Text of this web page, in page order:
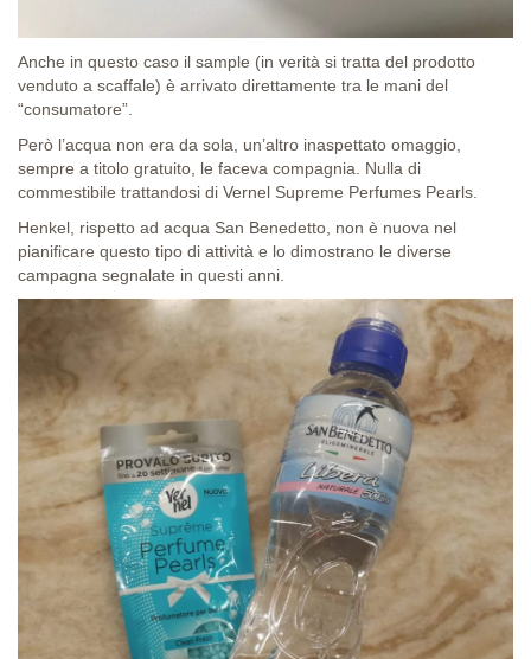
Anche in questo caso il sample (in verità si tratta del prodotto
venduto a scaffale) è arrivato direttamente tra le mani del
“consumatore”.
Però l’acqua non era da sola, un’altro inaspettato omaggio,
sempre a titolo gratuito, le faceva compagnia. Nulla di
commestibile trattandosi di Vernel Supreme Perfumes Pearls.
Henkel, rispetto ad acqua San Benedetto, non è nuova nel
pianificare questo tipo di attività e lo dimostrano le diverse
campagna segnalate in questi anni.